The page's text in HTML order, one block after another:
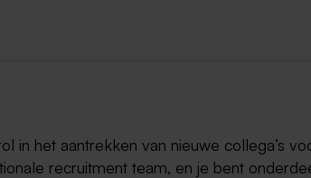
in het aantrekken van nieuwe collega’s
recruitment team, en je bent